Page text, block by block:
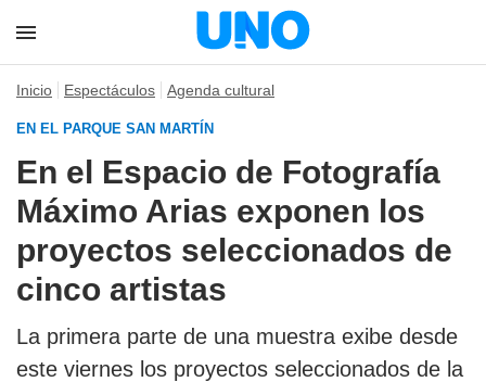
Inicio Espectáculos Agenda cultural
EN EL PARQUE SAN MARTÍN
En el Espacio de Fotografía
Máximo Arias exponen los
proyectos seleccionados de
cinco artistas
La primera parte de una muestra exibe desde
este viernes los proyectos seleccionados de la